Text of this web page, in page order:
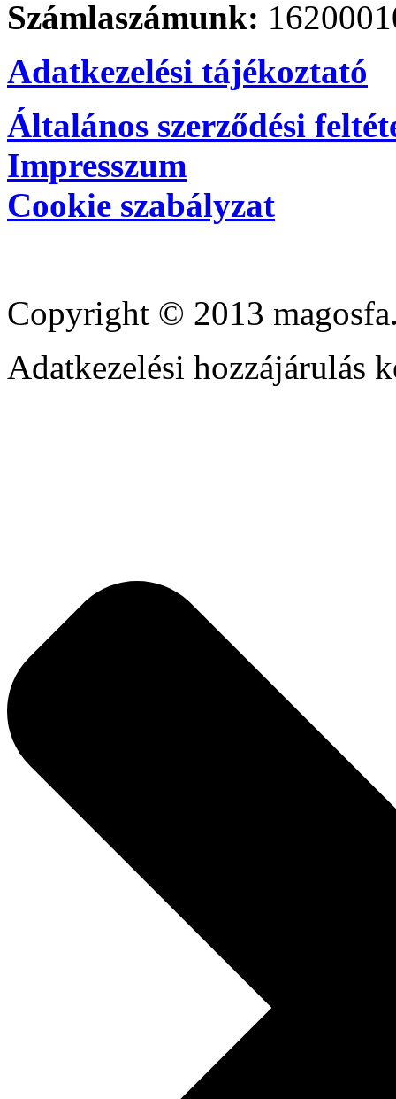
Számlaszámunk:
Adatkezelési tájékoztató
Általános szerződési
Impresszum
Cookie szabályzat
Copyright © 2013
Adatkezelési hozzájárulás